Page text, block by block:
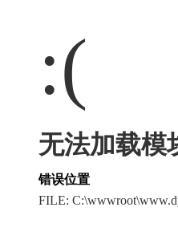
:(
无法加载模
错误位置
FILE: